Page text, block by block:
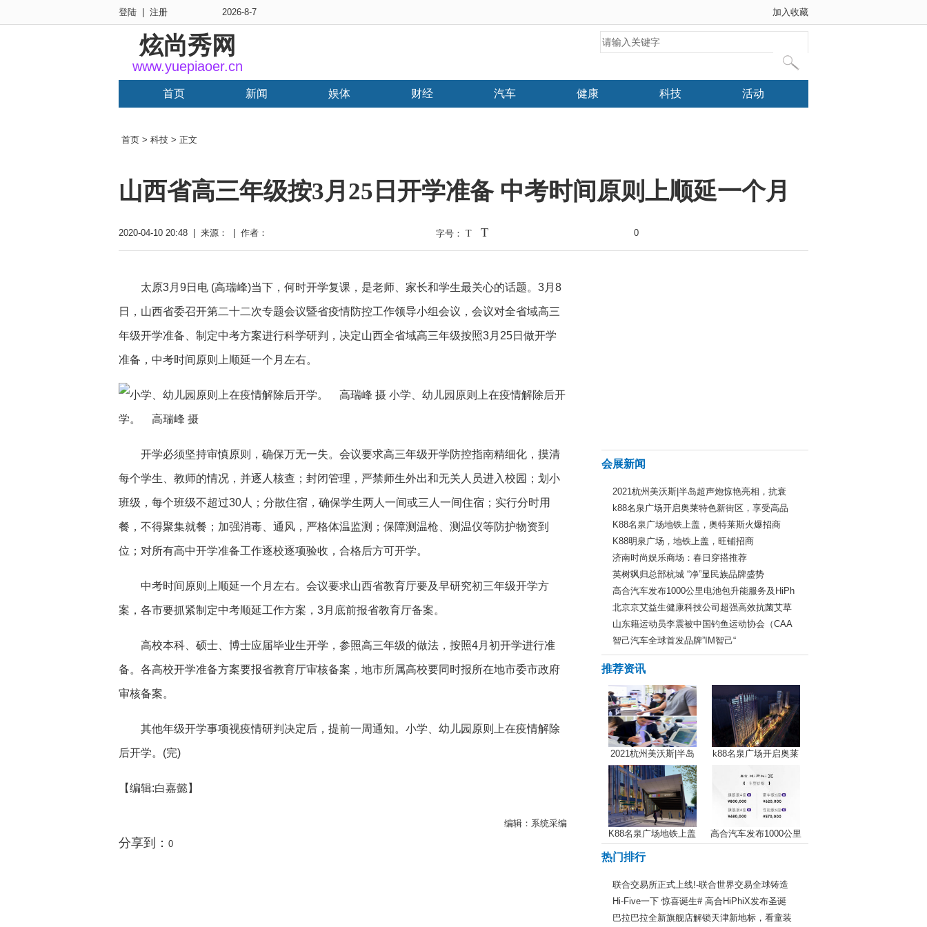
登陆 注册 2026-8-7 加入收藏
炫尚秀网
www.yuepiaoer.cn
首页 新闻 娱体 财经 汽车 健康 科技 活动
首页 > 科技 > 正文
山西省高三年级按3月25日开学准备 中考时间原则上顺延一个月
2020-04-10 20:48 | 来源： | 作者： 字号： T T 0
太原3月9日电 (高瑞峰)当下，何时开学复课，是老师、家长和学生最关心的话题。3月8
日，山西省委召开第二十二次专题会议暨省疫情防控工作领导小组会议，会议对全省域高三
年级开学准备、制定中考方案进行科学研判，决定山西全省域高三年级按照3月25日做开学
准备，中考时间原则上顺延一个月左右。
小学、幼儿园原则上在疫情解除后开
学。 高瑞峰 摄
开学必须坚持审慎原则，确保万无一失。会议要求高三年级开学防控指南精细化，摸清
每个学生、教师的情况，并逐人核查；封闭管理，严禁师生外出和无关人员进入校园；划小
班级，每个班级不超过30人；分散住宿，确保学生两人一间或三人一间住宿；实行分时用
餐，不得聚集就餐；加强消毒、通风，严格体温监测；保障测温枪、测温仪等防护物资到
位；对所有高中开学准备工作逐校逐项验收，合格后方可开学。
中考时间原则上顺延一个月左右。会议要求山西省教育厅要及早研究初三年级开学方
案，各市要抓紧制定中考顺延工作方案，3月底前报省教育厅备案。
高校本科、硕士、博士应届毕业生开学，参照高三年级的做法，按照4月初开学进行准
备。各高校开学准备方案要报省教育厅审核备案，地市所属高校要同时报所在地市委市政府
审核备案。
其他年级开学事项视疫情研判决定后，提前一周通知。小学、幼儿园原则上在疫情解除
后开学。(完)
【编辑:白嘉懿】
编辑：系统采编
分享到： 0
会展新闻
2021杭州美沃斯|半岛超声炮惊艳亮相，抗衰
k88名泉广场开启奥莱特色新街区，享受高品
K88名泉广场地铁上盖，奥特莱斯火爆招商
K88明泉广场，地铁上盖，旺铺招商
济南时尚娱乐商场：春日穿搭推荐
英树飒归总部杭城 “净”显民族品牌盛势
高合汽车发布1000公里电池包升能服务及HiPh
北京京艾益生健康科技公司超强高效抗菌艾草
山东籍运动员李震被中国钓鱼运动协会（CAA
智己汽车全球首发品牌”IM智己“
推荐资讯
2021杭州美沃斯|半岛 k88名泉广场开启奥莱
K88名泉广场地铁上盖 高合汽车发布1000公里
热门排行
联合交易所正式上线!-联合世界交易全球铸造
Hi-Five一下 惊喜诞生# 高合HiPhiX发布圣诞
巴拉巴拉全新旗舰店解锁天津新地标，看童装